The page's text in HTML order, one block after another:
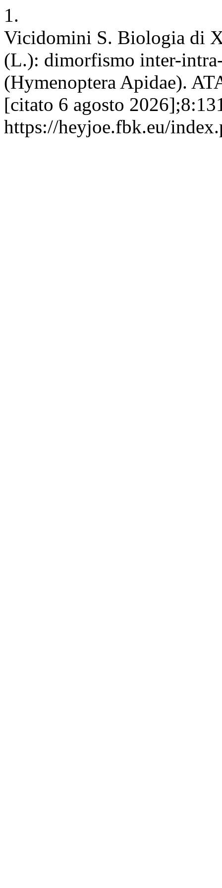
1.
Vicidomini S. Biologia di
(L.): dimorfismo inter-
(Hymenoptera Apidae).
[citato 6 agosto
https://heyjoe.fbk.eu/